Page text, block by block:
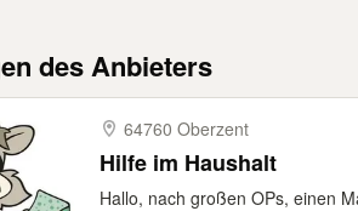
des Anbieters
64760 Oberzent
Hilfe im Haushalt
Hallo, nach großen OPs, einen